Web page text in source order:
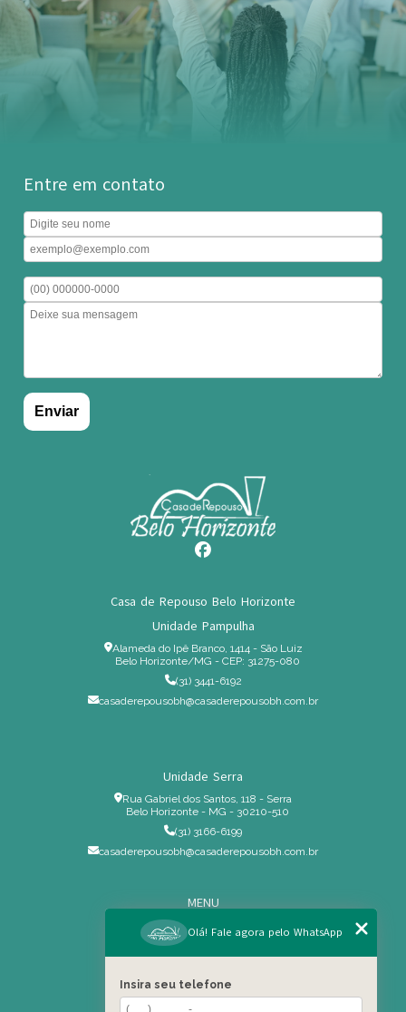
Entre em contato
Casa de Repouso Belo Horizonte
Unidade Pampulha
Alameda do Ipê Branco, 1414 - São Luiz
Belo Horizonte/MG - CEP: 31275-080
(31) 3441-6192
casaderepousobh@casaderepousobh.com.br
Unidade Serra
Rua Gabriel dos Santos, 118 - Serra
Belo Horizonte - MG - 30210-510
(31) 3166-6199
casaderepousobh@casaderepousobh.com.br
MENU
Home
Institucional
Serviços Especiais
Olá! Fale agora pelo WhatsApp
Insira seu telefone